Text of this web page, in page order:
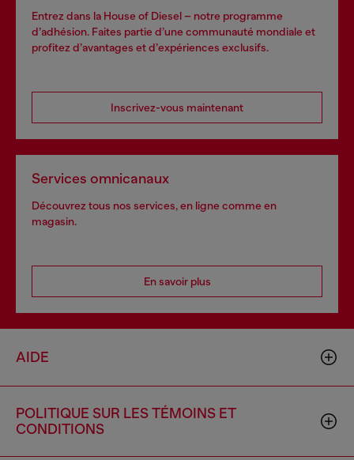
Entrez dans la House of Diesel – notre programme
d’adhésion. Faites partie d’une communauté mondiale et
profitez d’avantages et d’expériences exclusifs.
Inscrivez-vous maintenant
Services omnicanaux
Découvrez tous nos services, en ligne comme en
magasin.
En savoir plus
AIDE
POLITIQUE SUR LES TÉMOINS ET
CONDITIONS